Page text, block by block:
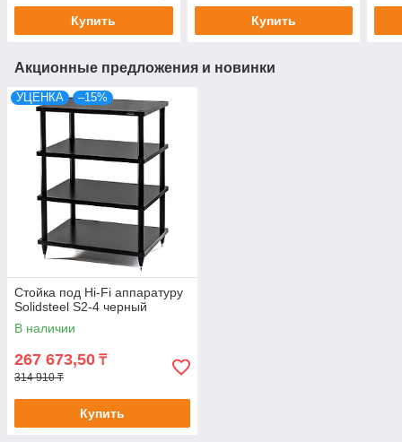
Купить Купить
Акционные предложения и новинки
УЦЕНКА –15%
Стойка под Hi-Fi аппаратуру
Solidsteel S2-4 черный
В наличии
267 673,50 ₸
314 910 ₸
Купить